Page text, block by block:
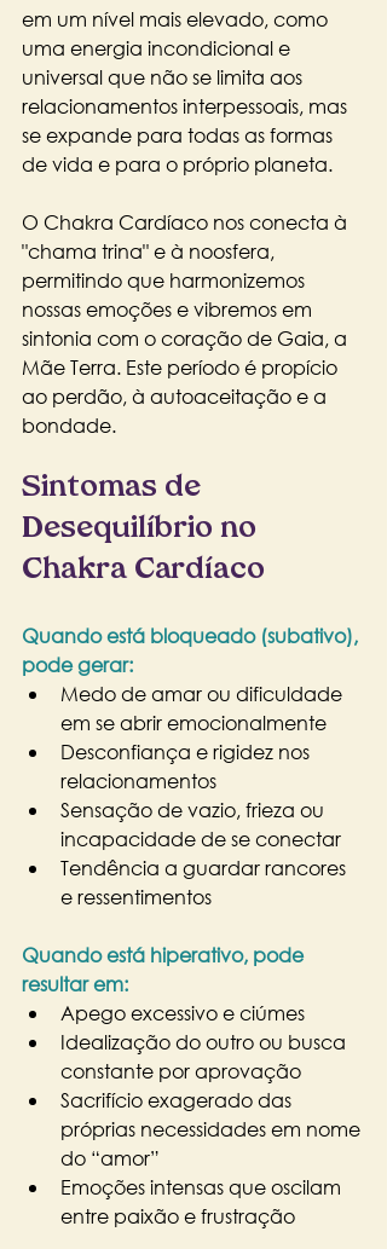
em um nível mais elevado, como
uma energia incondicional e
universal que não se limita aos
relacionamentos interpessoais, mas
se expande para todas as formas
de vida e para o próprio planeta.
O Chakra Cardíaco nos conecta à
"chama trina" e à noosfera,
permitindo que harmonizemos
nossas emoções e vibremos em
sintonia com o coração de Gaia, a
Mãe Terra. Este período é propício
ao perdão, à autoaceitação e a
bondade.
Sintomas de
Desequilíbrio no
Chakra Cardíaco
Quando está bloqueado (subativo),
pode gerar:
Medo de amar ou dificuldade
em se abrir emocionalmente
Desconfiança e rigidez nos
relacionamentos
Sensação de vazio, frieza ou
incapacidade de se conectar
Tendência a guardar rancores
e ressentimentos
Quando está hiperativo, pode
resultar em:
Apego excessivo e ciúmes
Idealização do outro ou busca
constante por aprovação
Sacrifício exagerado das
próprias necessidades em nome
do “amor”
Emoções intensas que oscilam
entre paixão e frustração